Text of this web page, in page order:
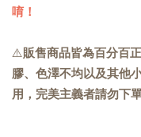
唷！
⚠️販售商品皆為百分百
膠、色澤不均以及其他
用，完美主義者請勿下